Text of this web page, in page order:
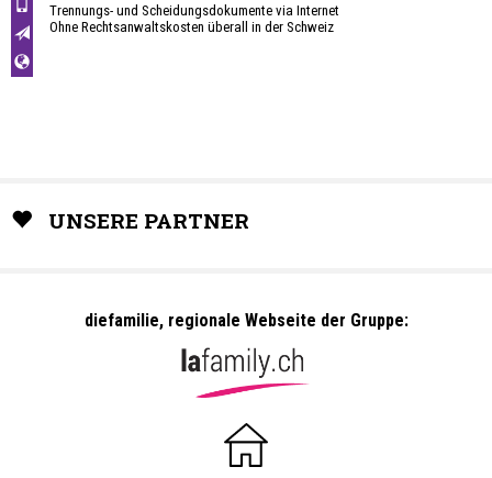
Trennungs- und Scheidungsdokumente via Internet
Ohne Rechtsanwaltskosten überall in der Schweiz
UNSERE PARTNER
diefamilie, regionale Webseite der Gruppe: